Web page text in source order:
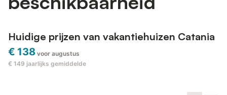
Huidige prijzen van vakantiehuizen Catania
€ 138 voor augustus
€ 149 jaarlijks gemiddelde